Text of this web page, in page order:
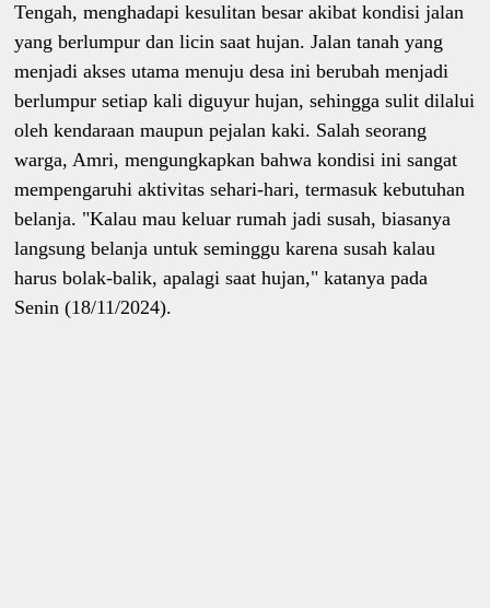
Tengah, menghadapi kesulitan besar akibat kondisi jalan
yang berlumpur dan licin saat hujan. Jalan tanah yang
menjadi akses utama menuju desa ini berubah menjadi
berlumpur setiap kali diguyur hujan, sehingga sulit dilalui
oleh kendaraan maupun pejalan kaki. Salah seorang
warga, Amri, mengungkapkan bahwa kondisi ini sangat
mempengaruhi aktivitas sehari-hari, termasuk kebutuhan
belanja. "Kalau mau keluar rumah jadi susah, biasanya
langsung belanja untuk seminggu karena susah kalau
harus bolak-balik, apalagi saat hujan," katanya pada
Senin (18/11/2024).